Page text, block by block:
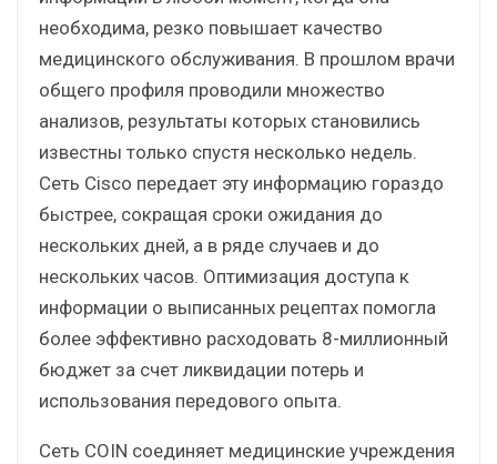
необходима, резко повышает качество
медицинского обслуживания. В прошлом врачи
общего профиля проводили множество
анализов, результаты которых становились
известны только спустя несколько недель.
Сеть Cisco передает эту информацию гораздо
быстрее, сокращая сроки ожидания до
нескольких дней, а в ряде случаев и до
нескольких часов. Оптимизация доступа к
информации о выписанных рецептах помогла
более эффективно расходовать 8-миллионный
бюджет за счет ликвидации потерь и
использования передового опыта.
Сеть COIN соединяет медицинские учреждения